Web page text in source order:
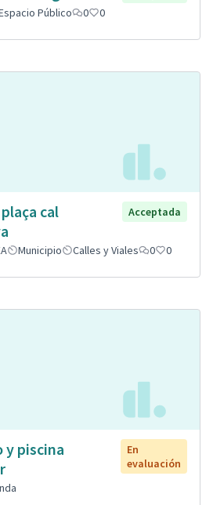
Público 0 0
cal
Acceptada
Municipio Calles y Viales 0 0
y piscina
En
evaluación